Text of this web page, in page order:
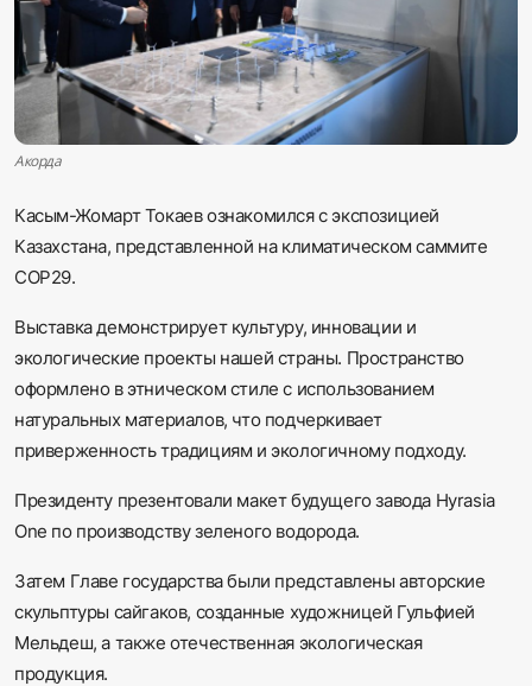
Sadaq TV
Общество
Спорт
Акорда
Касым-Жомарт Токаев ознакомился с экспозицией
Казахстана, представленной на климатическом саммите
СOP29.
Выставка демонстрирует культуру, инновации и
экологические проекты нашей страны. Пространство
оформлено в этническом стиле с использованием
натуральных материалов, что подчеркивает
приверженность традициям и экологичному подходу.
Президенту презентовали макет будущего завода Hyrasia
One по производству зеленого водорода.
Затем Главе государства были представлены авторские
скульптуры сайгаков, созданные художницей Гульфией
Мельдеш, а также отечественная экологическая
продукция.